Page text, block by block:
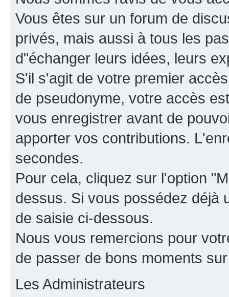
Vous êtes sur un forum de
privés, mais aussi à tous les
d"échanger leurs idées, leurs
S'il s'agit de votre premier
de pseudonyme, votre accès
vous enregistrer avant de
apporter vos contributions.
secondes.
Pour cela, cliquez sur l'option
dessus. Si vous possédez déjà
de saisie ci-dessous.
Nous vous remercions pour
de passer de bons moments
Les Administrateurs